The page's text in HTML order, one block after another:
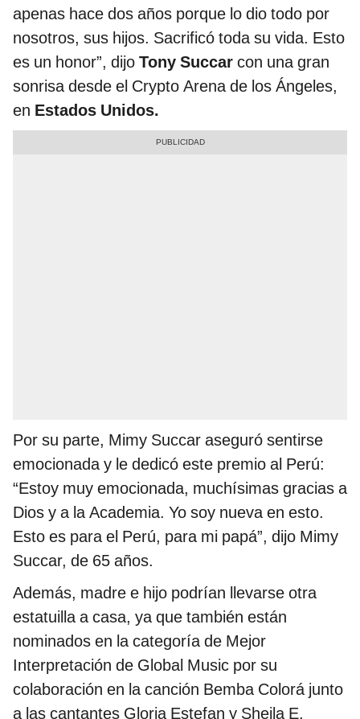
apenas hace dos años porque lo dio todo por
nosotros, sus hijos. Sacrificó toda su vida. Esto
es un honor”, dijo Tony Succar con una gran
sonrisa desde el Crypto Arena de los Ángeles,
en Estados Unidos.
Por su parte, Mimy Succar aseguró sentirse
emocionada y le dedicó este premio al Perú:
“Estoy muy emocionada, muchísimas gracias a
Dios y a la Academia. Yo soy nueva en esto.
Esto es para el Perú, para mi papá”, dijo Mimy
Succar, de 65 años.
Además, madre e hijo podrían llevarse otra
estatuilla a casa, ya que también están
nominados en la categoría de Mejor
Interpretación de Global Music por su
colaboración en la canción Bemba Colorá junto
a las cantantes Gloria Estefan y Sheila E.